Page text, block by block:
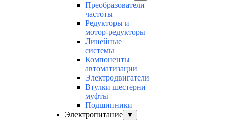
Преобразователи
частоты
Редукторы и
мотор-редукторы
Линейные
системы
Компоненты
автоматизации
Электродвигатели
Втулки шестерни
муфты
Подшипники
Электропитание
▼